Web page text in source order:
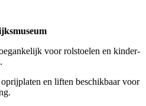
voor rolstoelen en kinder-
en liften beschikbaar voor